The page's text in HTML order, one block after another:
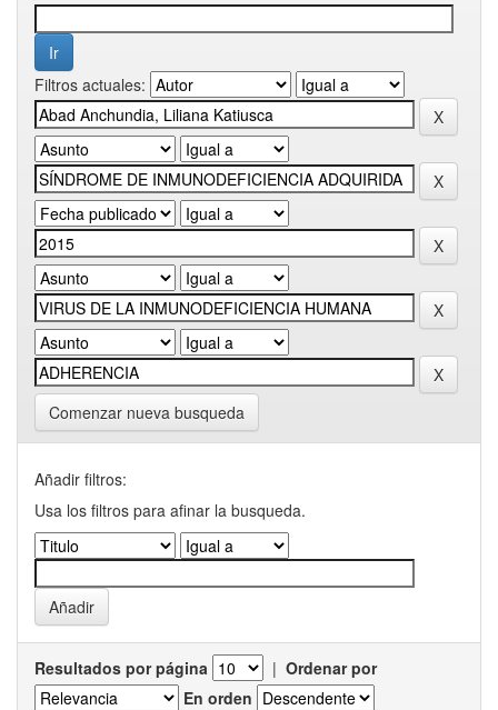
Filtros actuales:
Comenzar nueva busqueda
Añadir filtros:
Usa los filtros para afinar la busqueda.
Resultados por página | Ordenar por
En orden